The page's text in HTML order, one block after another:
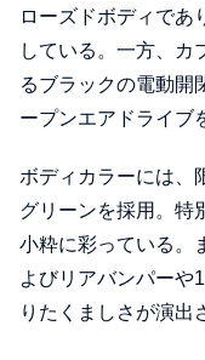
ローズドボディであ
している。一方、カ
るブラックの電動開
ープンエアドライブ
ボディカラーには、
グリーンを採用。特
小粋に彩っている。
よびリアバンパーや
りたくましさが演出